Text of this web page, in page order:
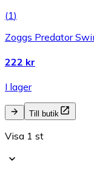
(1)
Zoggs Predator
222 kr
I lager
Till butik
Visa 1 st